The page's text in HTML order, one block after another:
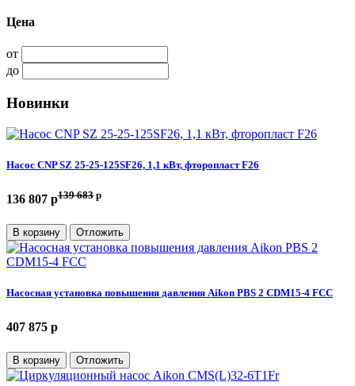
Цена
от
до
Новинки
Насос CNP SZ 25-25-125SF26, 1,1 кВт, фторопласт F26
136 807 p139 683 p
В корзину Отложить
Насосная установка повышения давления Aikon PBS 2 CDM15-4 FCC
407 875 p
В корзину Отложить